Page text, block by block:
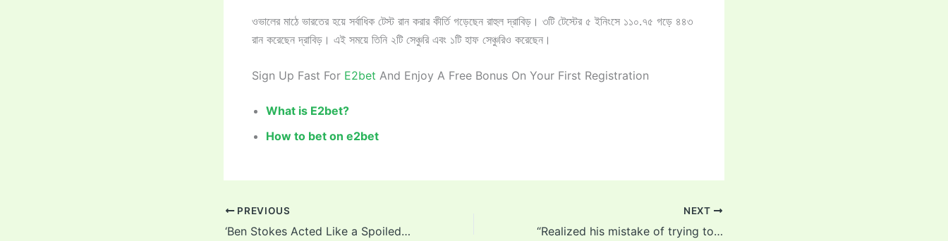
ওভালের মাঠে ভারতের হয়ে সর্বাধিক টেস্ট রান করার কীর্তি গড়েছেন রাহুল দ্রাবিড়। ৩টি টেস্টের ৫ ইনিংসে ১১০.৭৫ গড়ে ৪৪৩
রান করেছেন দ্রাবিড়। এই সময়ে তিনি ২টি সেঞ্চুরি এবং ১টি হাফ সেঞ্চুরিও করেছেন।
Sign Up Fast For E2bet And Enjoy A Free Bonus On Your First Registration
What is E2bet?
How to bet on e2bet
PREVIOUS
‘Ben Stokes Acted Like a Spoiled Child… Spoilsport’: England Captain Faces Backlash After India Reject His Offer
NEXT
“Realized his mistake of trying to impersonate Virat Kohli” – Former India batter lauds Shubman Gill following his batting exploits in Manchester Test